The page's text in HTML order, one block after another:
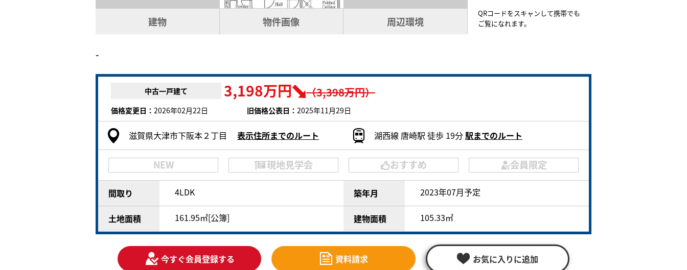
建物 物件画像 周辺環境
QRコードをスキャンして携帯でも
ご覧になれます。
-
中古一戸建て 3,198万円 （3,398万円）
価格変更日： 2026年02月22日 旧価格公表日：2025年11月29日
滋賀県大津市下阪本２丁目 表示住所までのルート 湖西線 唐崎駅 徒歩 19分駅までのルート
NEW 現地見学会 おすすめ 会員限定
間取り 4LDK 築年月 2023年07月予定
土地面積 161.95㎡[公簿] 建物面積 105.33㎡
今すぐ会員登録する 資料請求 お気に入りに追加